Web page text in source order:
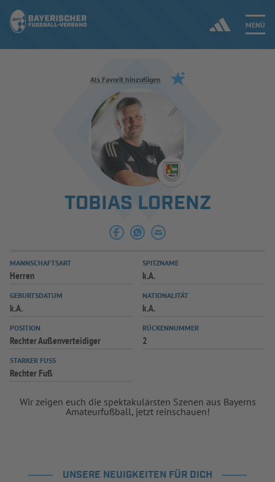
MENÜ
Jetzt einloggen
ERGEBNISSE & WETTBEWERBE
SPIELBETRIEB & VERBANDSLEBEN
AUSBILDUNG & FÖRDERUNG
SPIELPLUS
Als Favorit hinzufügen
TOBIAS LORENZ
MANNSCHAFTSART
Herren
SPITZNAME
k.A.
GEBURTSDATUM
k.A.
NATIONALITÄT
k.A.
POSITION
Rechter Außenverteidiger
RÜCKENNUMMER
2
STARKER FUSS
Rechter Fuß
Wir zeigen euch die spektakulärsten Szenen aus Bayerns
Amateurfußball, jetzt reinschauen!
UNSERE NEUIGKEITEN FÜR DICH